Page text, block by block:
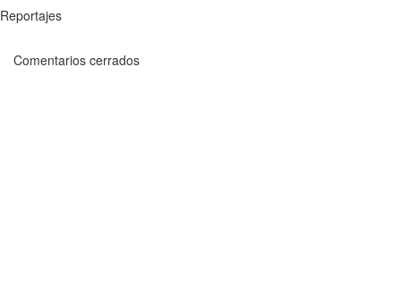
Reportajes
Comentarios cerrados